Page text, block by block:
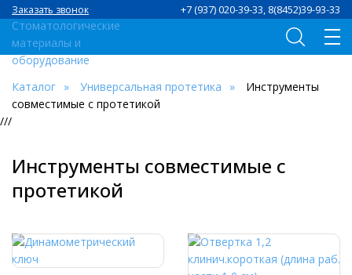
+7 (937) 020-39-33, 8(8452)39-93-33
Заказать звонок
Каталог Универсальная протетика
Инструменты
совместимые с протетикой
///
Инструменты совместимые с
протетикой